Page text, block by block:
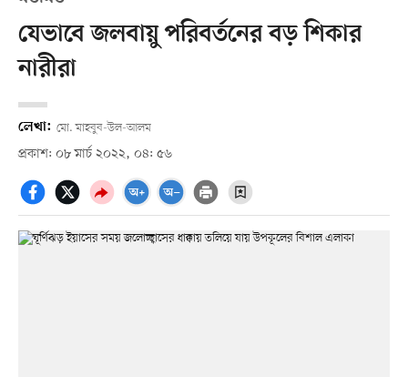
যেভাবে জলবায়ু পরিবর্তনের বড় শিকার
নারীরা
লেখা: মো. মাহবুব-উল-আলম
প্রকাশ: ০৮ মার্চ ২০২২, ০৪: ৫৬